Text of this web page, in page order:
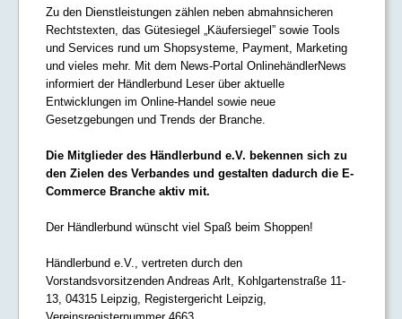
Zu den Dienstleistungen zählen neben abmahnsicheren
Rechtstexten, das Gütesiegel „Käufersiegel” sowie Tools
und Services rund um Shopsysteme, Payment, Marketing
und vieles mehr. Mit dem News-Portal OnlinehändlerNews
informiert der Händlerbund Leser über aktuelle
Entwicklungen im Online-Handel sowie neue
Gesetzgebungen und Trends der Branche.
Die Mitglieder des Händlerbund e.V. bekennen sich zu
den Zielen des Verbandes und gestalten dadurch die E-
Commerce Branche aktiv mit.
Der Händlerbund wünscht viel Spaß beim Shoppen!
Händlerbund e.V., vertreten durch den
Vorstandsvorsitzenden Andreas Arlt, Kohlgartenstraße 11-
13, 04315 Leipzig, Registergericht Leipzig,